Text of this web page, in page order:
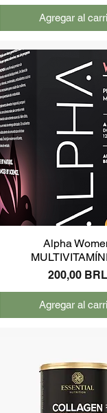
Agregar al
Alpha
Precio
200,00 BRL
Agregar al